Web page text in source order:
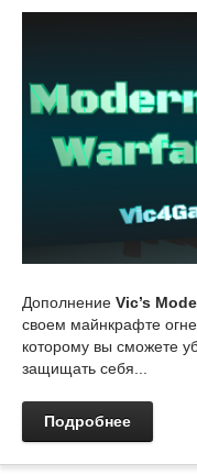
Дополнение Vic’s
своем майнкрафте
которому вы сможете
защищать себя...
Подробнее